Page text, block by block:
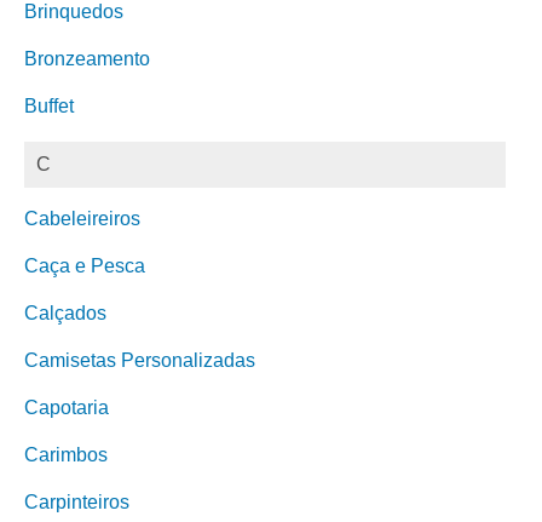
Brinquedos
Bronzeamento
Buffet
C
Cabeleireiros
Caça e Pesca
Calçados
Camisetas Personalizadas
Capotaria
Carimbos
Carpinteiros